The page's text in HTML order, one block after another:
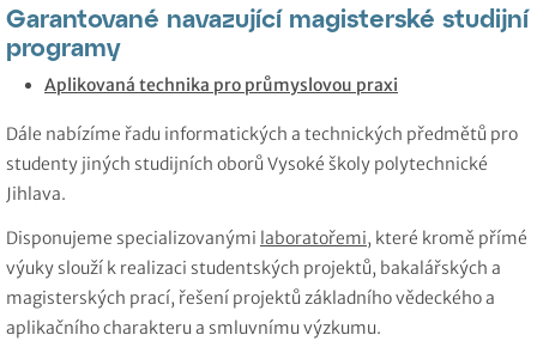
Garantované navazující magisterské studijní
programy
Aplikovaná technika pro průmyslovou praxi
Dále nabízíme řadu informatických a technických předmětů pro
studenty jiných studijních oborů Vysoké školy polytechnické
Jihlava.
Disponujeme specializovanými laboratořemi, které kromě přímé
výuky slouží k realizaci studentských projektů, bakalářských a
magisterských prací, řešení projektů základního vědeckého a
aplikačního charakteru a smluvnímu výzkumu.